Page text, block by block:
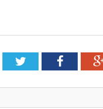
Twitter